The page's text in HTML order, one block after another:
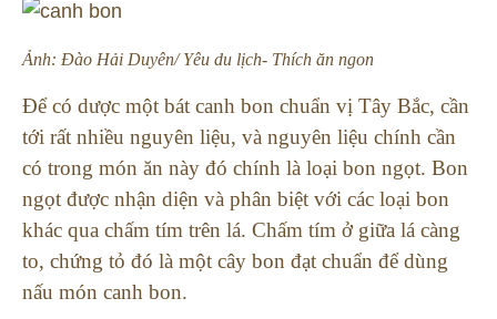
Ảnh: Đào Hải Duyên/ Yêu du lịch- Thích ăn ngon
Để có dược một bát canh bon chuẩn vị Tây Bắc, cần
tới rất nhiều nguyên liệu, và nguyên liệu chính cần
có trong món ăn này đó chính là loại bon ngọt. Bon
ngọt được nhận diện và phân biệt với các loại bon
khác qua chấm tím trên lá. Chấm tím ở giữa lá càng
to, chứng tỏ đó là một cây bon đạt chuẩn để dùng
nấu món canh bon.